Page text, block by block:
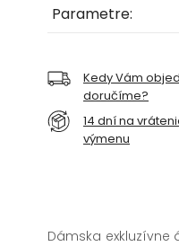
Parametre:
Kedy Vám
doručíme?
14 dní na
výmenu
Dámska exkluzívne